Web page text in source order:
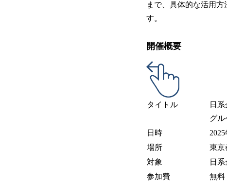
まで、具体的な活用
す。
開催概要
タイトル
日
グ
日時
場所
東京
対象
日
参加費
無料